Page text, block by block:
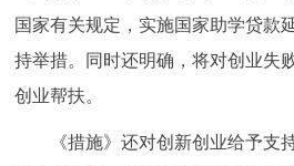
国家有关规定，实施国家助学贷款
持举措。同时还明确，将对创业失
创业帮扶。
《措施》还对创新创业给予支